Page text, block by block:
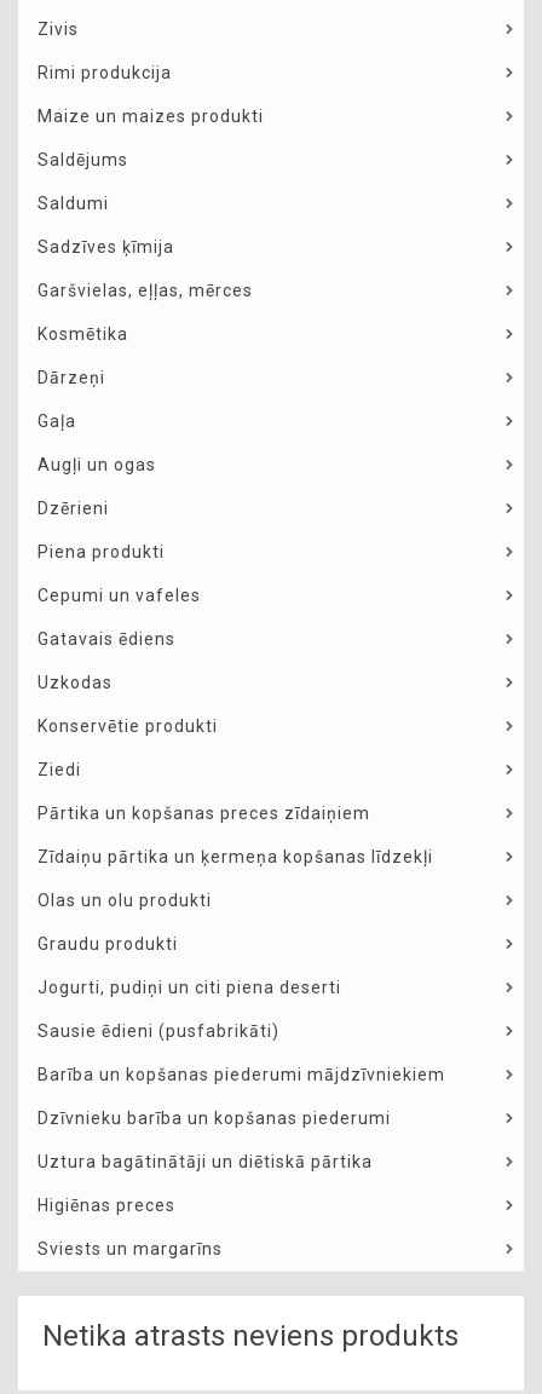
Zivis
Rimi produkcija
Maize un maizes produkti
Saldējums
Saldumi
Sadzīves ķīmija
Garšvielas, eļļas, mērces
Kosmētika
Dārzeņi
Gaļa
Augļi un ogas
Dzērieni
Piena produkti
Cepumi un vafeles
Gatavais ēdiens
Uzkodas
Konservētie produkti
Ziedi
Pārtika un kopšanas preces zīdaiņiem
Zīdaiņu pārtika un ķermeņa kopšanas līdzekļi
Olas un olu produkti
Graudu produkti
Jogurti, pudiņi un citi piena deserti
Sausie ēdieni (pusfabrikāti)
Barība un kopšanas piederumi mājdzīvniekiem
Dzīvnieku barība un kopšanas piederumi
Uztura bagātinātāji un diētiskā pārtika
Higiēnas preces
Sviests un margarīns
Netika atrasts neviens produkts